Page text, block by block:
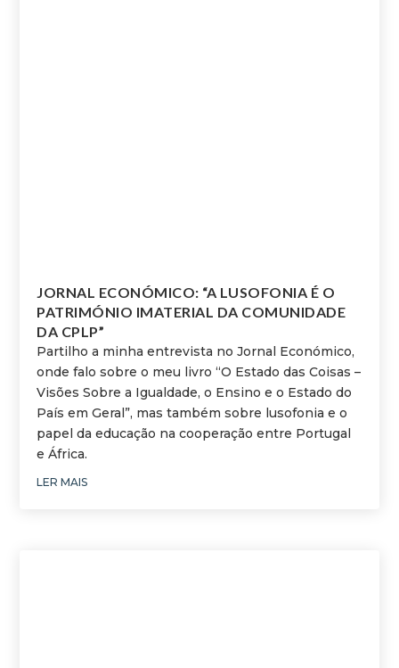
JORNAL ECONÓMICO: “A LUSOFONIA É O
PATRIMÓNIO IMATERIAL DA COMUNIDADE
DA CPLP”
Partilho a minha entrevista no Jornal Económico,
onde falo sobre o meu livro “O Estado das Coisas –
Visões Sobre a Igualdade, o Ensino e o Estado do
País em Geral”, mas também sobre lusofonia e o
papel da educação na cooperação entre Portugal
e África.
LER MAIS